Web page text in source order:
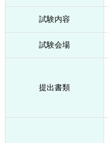
試験内容
試験会場
提出書類